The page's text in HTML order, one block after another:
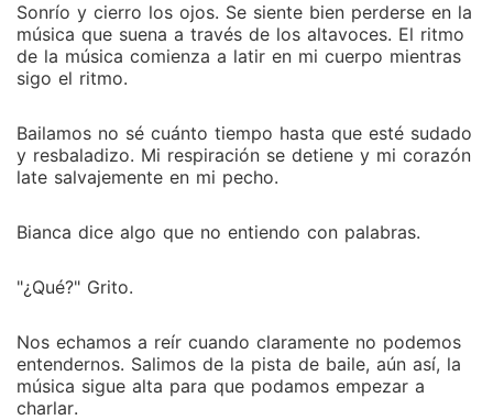
Sonrío y cierro los ojos. Se siente bien perderse en la
música que suena a través de los altavoces. El ritmo
de la música comienza a latir en mi cuerpo mientras
sigo el ritmo.
Bailamos no sé cuánto tiempo hasta que esté sudado
y resbaladizo. Mi respiración se detiene y mi corazón
late salvajemente en mi pecho.
Bianca dice algo que no entiendo con palabras.
"¿Qué?" Grito.
Nos echamos a reír cuando claramente no podemos
entendernos. Salimos de la pista de baile, aún así, la
música sigue alta para que podamos empezar a
charlar.